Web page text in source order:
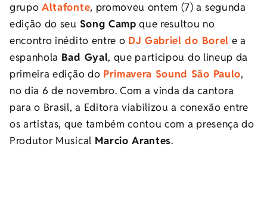
grupoAltafonte, promoveu ontem (7) a segunda
edição do seu Song Camp que resultou no
encontro inédito entre o DJ Gabriel do Borel e a
espanhola Bad Gyal, que participou do lineup da
primeira edição do Primavera Sound São Paulo,
no dia 6 de novembro. Com a vinda da cantora
para o Brasil, a Editora viabilizou a conexão entre
os artistas, que também contou com a presença do
Produtor Musical Marcio Arantes.